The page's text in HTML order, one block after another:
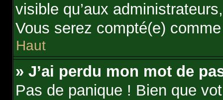
visible qu’aux
Vous serez compté(e)
Haut
» J’ai perdu mon mot de
Pas de panique ! Bien que